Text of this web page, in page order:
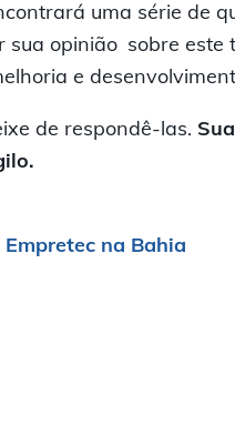
uma série de
sua opinião sobre este
e
de respondê-las.
na Bahia